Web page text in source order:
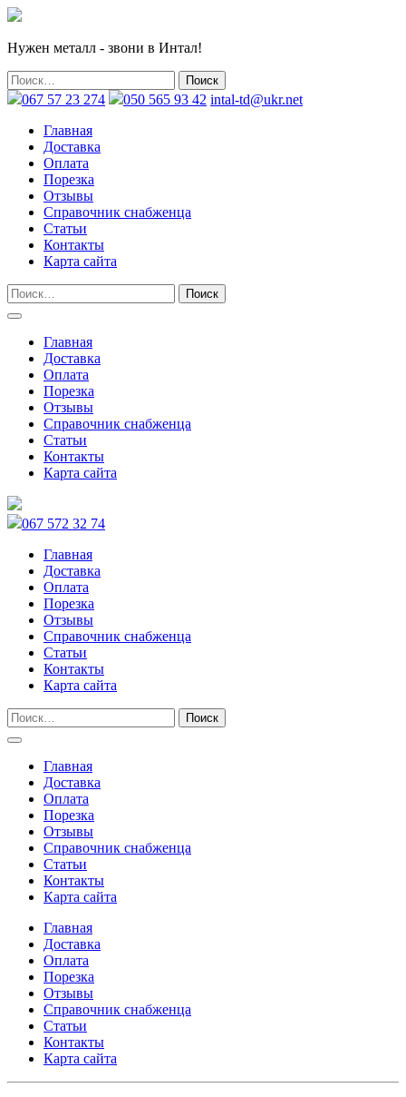
Нужен металл - звони в Интал!
067 57 23 274 050 565 93 42 intal-td@ukr.net
Главная
Доставка
Оплата
Порезка
Отзывы
Справочник снабженца
Статьи
Контакты
Карта сайта
Главная
Доставка
Оплата
Порезка
Отзывы
Справочник снабженца
Статьи
Контакты
Карта сайта
067 572 32 74
Главная
Доставка
Оплата
Порезка
Отзывы
Справочник снабженца
Статьи
Контакты
Карта сайта
Главная
Доставка
Оплата
Порезка
Отзывы
Справочник снабженца
Статьи
Контакты
Карта сайта
Главная
Доставка
Оплата
Порезка
Отзывы
Справочник снабженца
Статьи
Контакты
Карта сайта